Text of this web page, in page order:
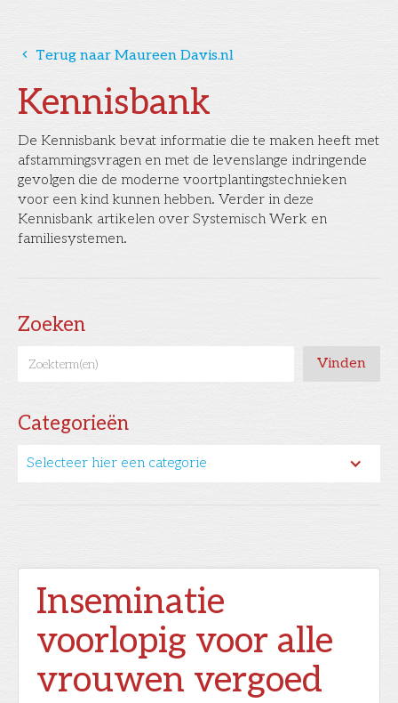
Kennisbank
De Kennisbank bevat informatie die te maken heeft met
afstammingsvragen en met de levenslange indringende
gevolgen die de moderne voortplantingstechnieken
voor een kind kunnen hebben. Verder in deze
Kennisbank artikelen over Systemisch Werk en
familiesystemen.
Zoeken
Categorieën
Selecteer hier een categorie
󰅁 Terug naar Maureen Davis.nl
Inseminatie
voorlopig voor alle
vrouwen vergoed